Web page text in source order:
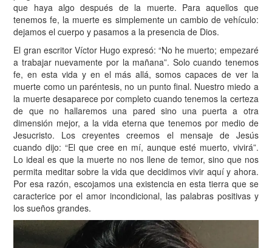
que haya algo después de la muerte. Para aquellos que
tenemos fe, la muerte es simplemente un cambio de vehículo:
dejamos el cuerpo y pasamos a la presencia de Dios.
El gran escritor Víctor Hugo expresó: “No he muerto; empezaré
a trabajar nuevamente por la mañana”. Solo cuando tenemos
fe, en esta vida y en el más allá, somos capaces de ver la
muerte como un paréntesis, no un punto final. Nuestro miedo a
la muerte desaparece por completo cuando tenemos la certeza
de que no hallaremos una pared sino una puerta a otra
dimensión mejor, a la vida eterna que tenemos por medio de
Jesucristo. Los creyentes creemos el mensaje de Jesús
cuando dijo: “El que cree en mí, aunque esté muerto, vivirá”.
Lo ideal es que la muerte no nos llene de temor, sino que nos
permita meditar sobre la vida que decidimos vivir aquí y ahora.
Por esa razón, escojamos una existencia en esta tierra que se
caracterice por el amor incondicional, las palabras positivas y
los sueños grandes.